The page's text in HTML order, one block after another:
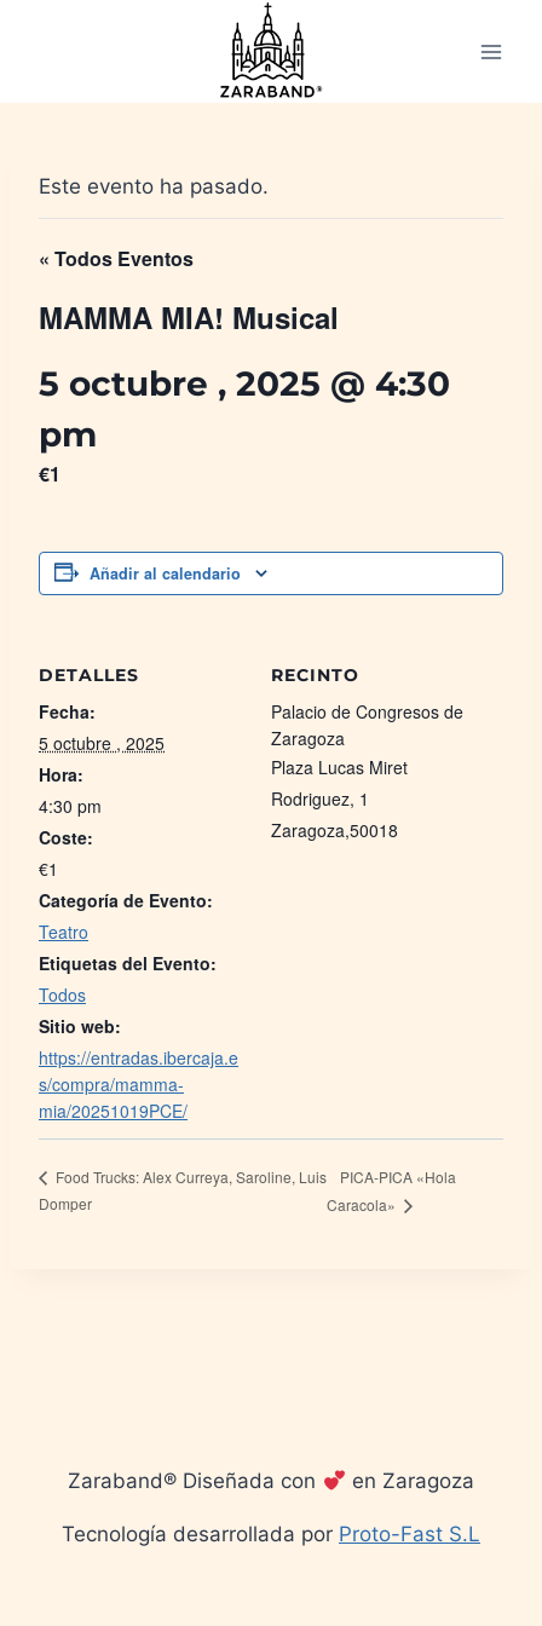
Este evento ha pasado.
« Todos Eventos
MAMMA MIA! Musical
5 octubre , 2025 @ 4:30
pm
€1
Añadir al calendario
DETALLES
Fecha:
5 octubre , 2025
Hora:
4:30 pm
Coste:
€1
Categoría de Evento:
Teatro
Etiquetas del Evento:
Todos
Sitio web:
https://entradas.ibercaja.e
s/compra/mamma-
mia/20251019PCE/
RECINTO
Palacio de Congresos de
Zaragoza
Plaza Lucas Miret
Rodriguez, 1
Zaragoza,50018
Food Trucks: Alex Curreya, Saroline, Luis
Domper
PICA-PICA «Hola
Caracola»
Zaraband® Diseñada con en Zaragoza
Tecnología desarrollada por Proto-Fast S.L